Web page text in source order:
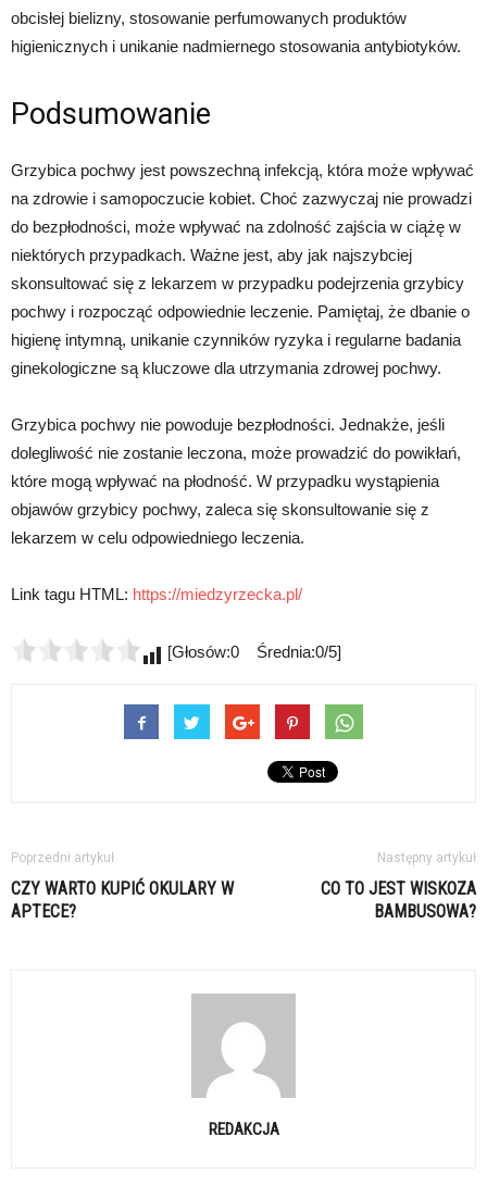
obcisłej bielizny, stosowanie perfumowanych produktów
higienicznych i unikanie nadmiernego stosowania antybiotyków.
Podsumowanie
Grzybica pochwy jest powszechną infekcją, która może wpływać
na zdrowie i samopoczucie kobiet. Choć zazwyczaj nie prowadzi
do bezpłodności, może wpływać na zdolność zajścia w ciążę w
niektórych przypadkach. Ważne jest, aby jak najszybciej
skonsultować się z lekarzem w przypadku podejrzenia grzybicy
pochwy i rozpocząć odpowiednie leczenie. Pamiętaj, że dbanie o
higienę intymną, unikanie czynników ryzyka i regularne badania
ginekologiczne są kluczowe dla utrzymania zdrowej pochwy.
Grzybica pochwy nie powoduje bezpłodności. Jednakże, jeśli
dolegliwość nie zostanie leczona, może prowadzić do powikłań,
które mogą wpływać na płodność. W przypadku wystąpienia
objawów grzybicy pochwy, zaleca się skonsultowanie się z
lekarzem w celu odpowiedniego leczenia.
Link tagu HTML: https://miedzyrzecka.pl/
[Głosów:0 Średnia:0/5]
Poprzedni artykuł
CZY WARTO KUPIĆ OKULARY W
APTECE?
Następny artykuł
CO TO JEST WISKOZA
BAMBUSOWA?
REDAKCJA